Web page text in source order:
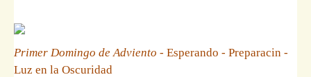
Primer Domingo de Adviento - Esperando - Preparacin -
Luz en la Oscuridad